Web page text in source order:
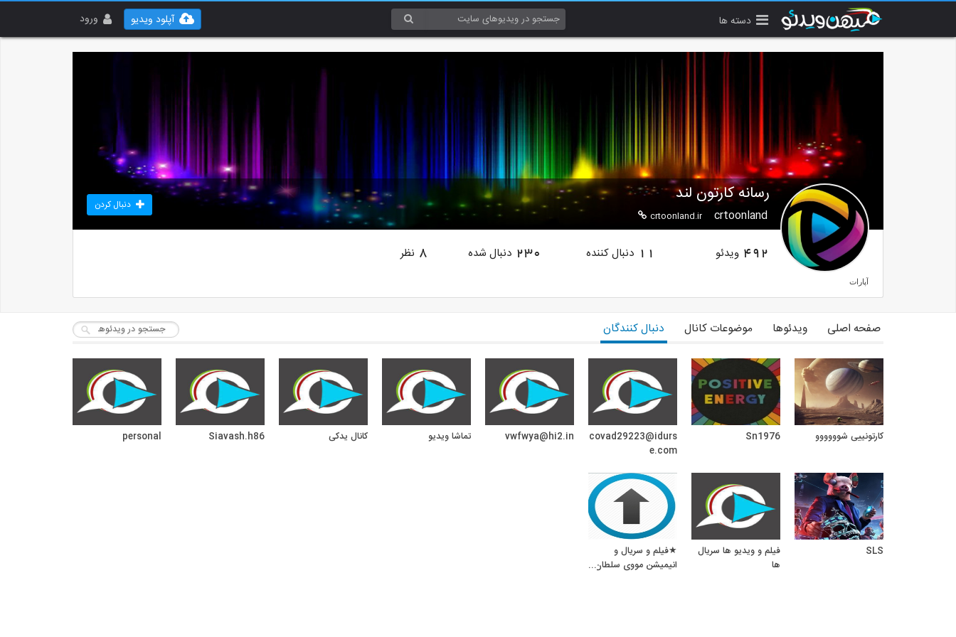
دسته ها ورود آپلود ویدیو
رسانه کارتون لند
crtoonland
crtoonland.ir
دنبال کردن
492 ویدئو 11 دنبال کننده 230 دنبال شده 8 نظر
آپارات
aparat.com/crtoonland
Namasha.com/crtoonland
تلگرام
t.me/crtoonlandd
اینستاگرام
Instagram.com/crtoonlandd
صفحه اصلی ویدئوها موضوعات کانال دنبال کنندگان
کارتونییی شوووووو Sn1976
covad29223@idurs
e.com
vwfwya@hi2.in تماشا ویدیو کانال یدکی Siavash.h86
personal
SLS
فیلم و ویدیو ها سریال
ها
★فیلم و سریال و
انیمیشن مووی سلطان